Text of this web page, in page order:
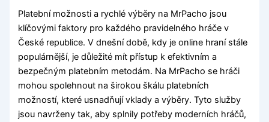
Platební možnosti a rychlé výběry na MrPacho jsou
klíčovými faktory pro každého pravidelného hráče v
České republice. V dnešní době, kdy je online hraní stále
populárnější, je důležité mít přístup k efektivním a
bezpečným platebním metodám. Na MrPacho se hráči
mohou spolehnout na širokou škálu platebních
možností, které usnadňují vklady a výběry. Tyto služby
jsou navrženy tak, aby splnily potřeby moderních hráčů,